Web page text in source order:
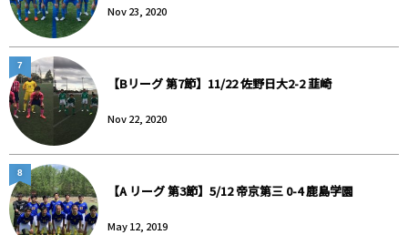
Nov 23, 2020
【Bリーグ 第7節】11/22 佐野日大2-2 韮崎
Nov 22, 2020
7
【A リーグ 第3節】5/12 帝京第三 0-4 鹿島学園
May 12, 2019
8